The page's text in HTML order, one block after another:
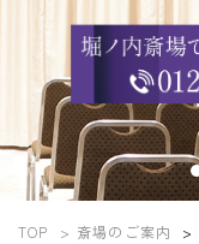
TOP 斎場のご案内